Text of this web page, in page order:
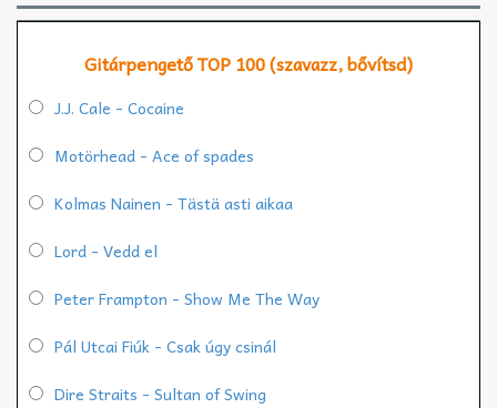
Gitárpengető TOP 100 (szavazz, bővítsd)
J.J. Cale - Cocaine
Motörhead - Ace of spades
Kolmas Nainen - Tästä asti aikaa
Lord - Vedd el
Peter Frampton - Show Me The Way
Pál Utcai Fiúk - Csak úgy csinál
Dire Straits - Sultan of Swing